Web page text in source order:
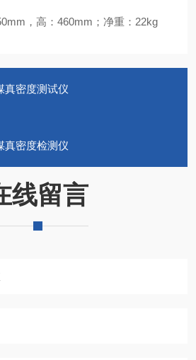
，高：460mm；净重：22kg
真密度测试仪
真密度检测仪
线留言